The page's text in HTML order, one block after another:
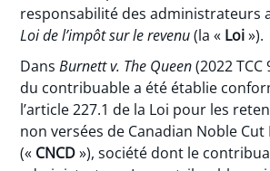
responsabilité des administrateurs
Loi de l’impôt sur le revenu(la « Loi»).
DansBurnett v. The Queen(2022
du contribuable a été établie
l’article 227.1 de la Loi pour les
non versées de Canadian Noble
(« CNCD»), société dont le